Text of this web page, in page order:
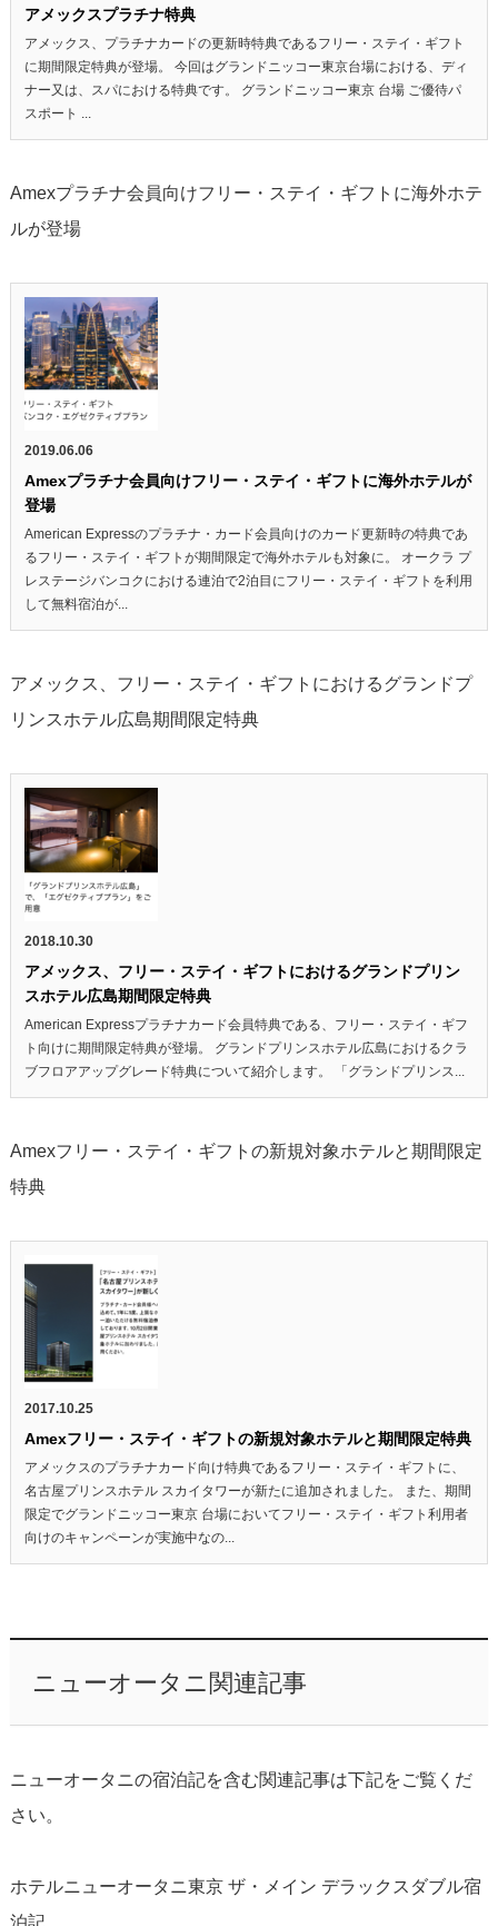
アメックスプラチナ特典
アメックス、プラチナカードの更新時特典であるフリー・ステイ・ギフト
に期間限定特典が登場。 今回はグランドニッコー東京台場における、ディ
ナー又は、スパにおける特典です。 グランドニッコー東京 台場 ご優待パ
スポート ...
Amexプラチナ会員向けフリー・ステイ・ギフトに海外ホテ
ルが登場
2019.06.06
Amexプラチナ会員向けフリー・ステイ・ギフトに海外ホテルが
登場
American Expressのプラチナ・カード会員向けのカード更新時の特典であ
るフリー・ステイ・ギフトが期間限定で海外ホテルも対象に。 オークラ プ
レステージバンコクにおける連泊で2泊目にフリー・ステイ・ギフトを利用
して無料宿泊が...
アメックス、フリー・ステイ・ギフトにおけるグランドプ
リンスホテル広島期間限定特典
2018.10.30
アメックス、フリー・ステイ・ギフトにおけるグランドプリン
スホテル広島期間限定特典
American Expressプラチナカード会員特典である、フリー・ステイ・ギフ
ト向けに期間限定特典が登場。 グランドプリンスホテル広島におけるクラ
ブフロアアップグレード特典について紹介します。 「グランドプリンス...
Amexフリー・ステイ・ギフトの新規対象ホテルと期間限定
特典
2017.10.25
Amexフリー・ステイ・ギフトの新規対象ホテルと期間限定特典
アメックスのプラチナカード向け特典であるフリー・ステイ・ギフトに、
名古屋プリンスホテル スカイタワーが新たに追加されました。 また、期間
限定でグランドニッコー東京 台場においてフリー・ステイ・ギフト利用者
向けのキャンペーンが実施中なの...
ニューオータニ関連記事
ニューオータニの宿泊記を含む関連記事は下記をご覧くだ
さい。
ホテルニューオータニ東京 ザ・メイン デラックスダブル宿